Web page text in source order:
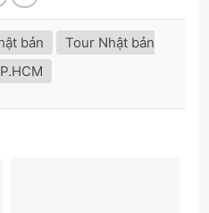
bản
Tour Nhật bản